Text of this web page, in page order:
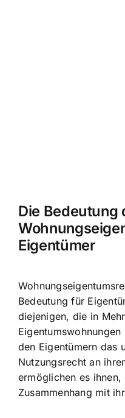
Die Bedeutung
Eigentümer
Bedeutung für
diejenigen, die in
den Eigentümern das
Nutzungsrecht an
ermöglichen es
Zusammenhang mit